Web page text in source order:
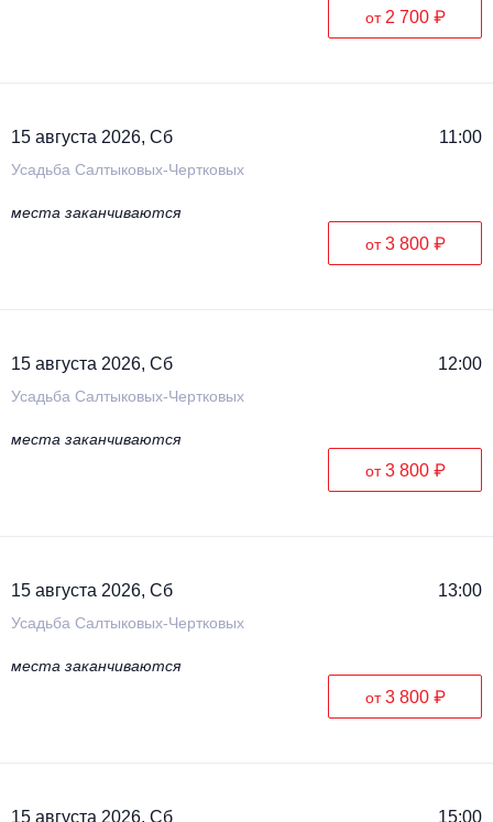
от 2 700 ₽
15 августа 2026, Сб 11:00
Усадьба Салтыковых-Чертковых
места заканчиваются
от3 800 ₽
15 августа 2026, Сб 12:00
Усадьба Салтыковых-Чертковых
места заканчиваются
от3 800 ₽
15 августа 2026, Сб 13:00
Усадьба Салтыковых-Чертковых
места заканчиваются
от3 800 ₽
15 августа 2026, Сб 15:00